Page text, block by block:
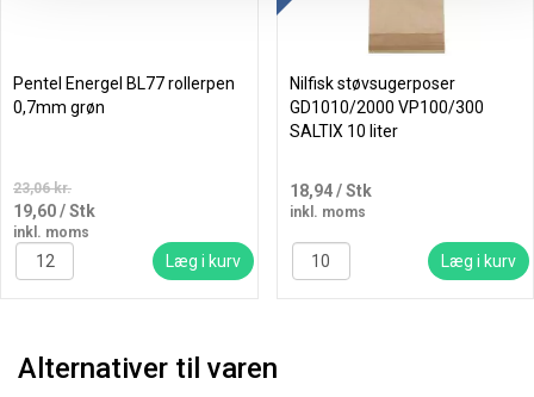
Pentel Energel BL77 rollerpen
0,7mm grøn
23,06 kr.
19,60/ Stk
inkl. moms
Læg i kurv
Nilfisk støvsugerposer
GD1010/2000 VP100/300
SALTIX 10 liter
18,94/ Stk
inkl. moms
Læg i kurv
Alternativer til varen